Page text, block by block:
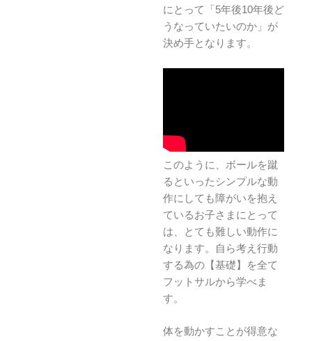
にとって「5年後10年後ど
うなっていたいのか」が
決め手となります。
このように、ボールを蹴
るといったシンプルな動
作にしても障がいを抱え
ているお子さまにとって
は、とても難しい動作に
なります。自ら考え行動
する為の【基礎】を全て
フットサルから学べま
す。
体を動かすことが得意な